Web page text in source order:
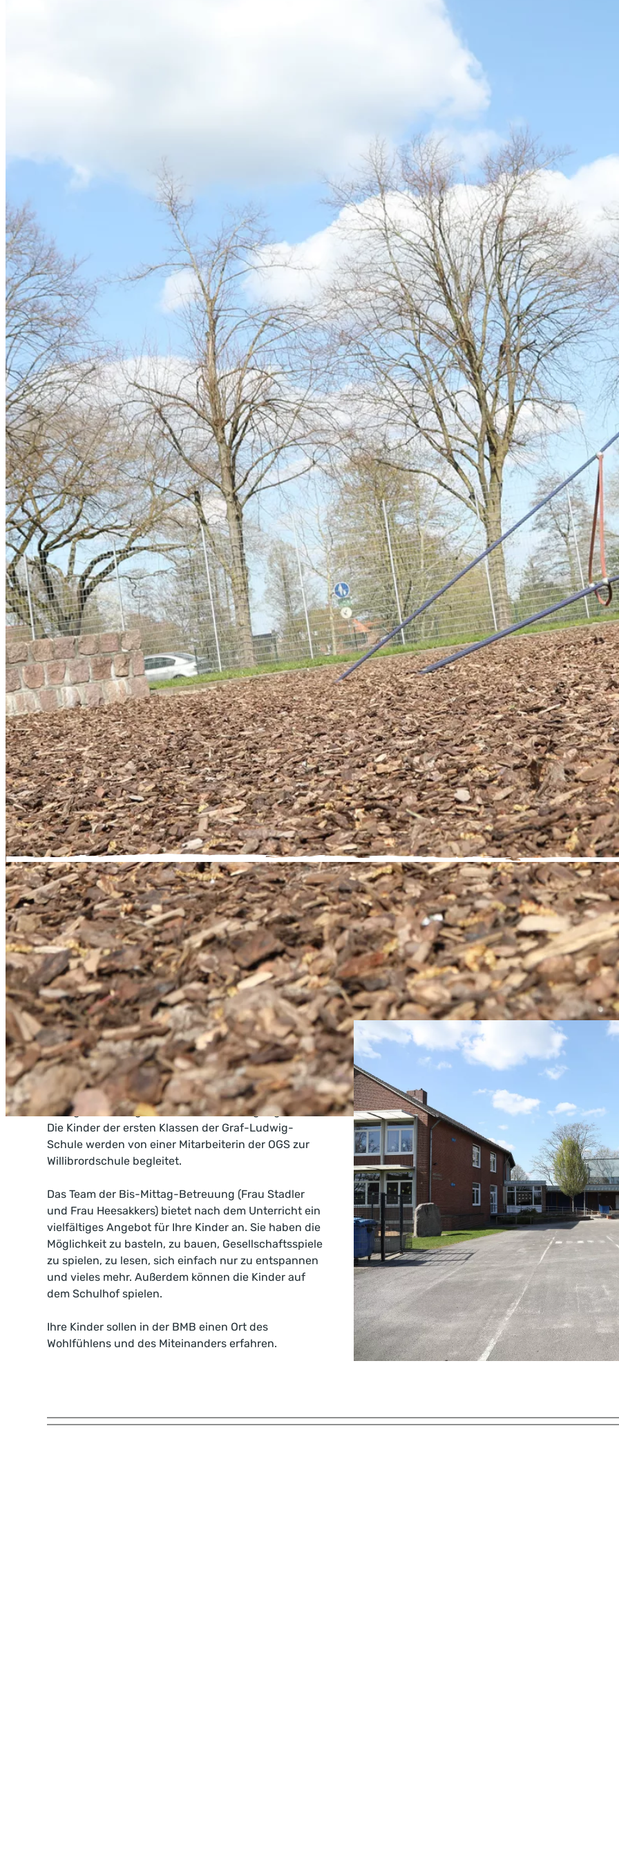
Die Bis-Mittag-Betreuung
Der Träger der Bis-Mittag-Betreuung ist die Diakonie WesT
Die BMB ist ein Angebot für Eltern, die eine
verlässliche Betreuung für ihr Kind bis 13:15 Uhr
benötigen.
Im Gebäude der Willibrordschule stehen der Bis-
Mittag-Betreuung drei Räume zur Verfügung.
Die Kinder der ersten Klassen der Graf-Ludwig-
Schule werden von einer Mitarbeiterin der OGS zur
Willibrordschule begleitet.
Das Team der Bis-Mittag-Betreuung (Frau Stadler
und Frau Heesakkers) bietet nach dem Unterricht ein
vielfältiges Angebot für Ihre Kinder an. Sie haben die
Möglichkeit zu basteln, zu bauen, Gesellschaftsspiele
zu spielen, zu lesen, sich einfach nur zu entspannen
und vieles mehr. Außerdem können die Kinder auf
dem Schulhof spielen.
Ihre Kinder sollen in der BMB einen Ort des
Wohlfühlens und des Miteinanders erfahren.